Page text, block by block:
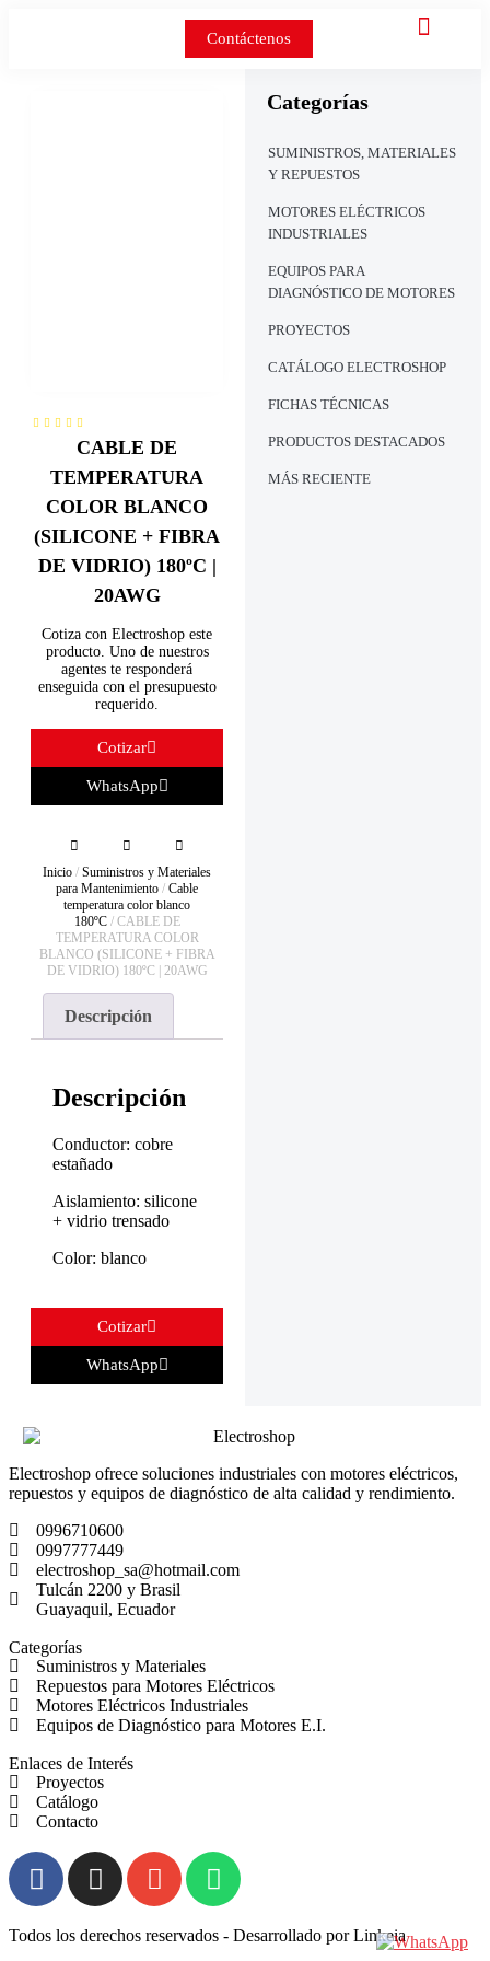
Contáctenos
Categorías
SUMINISTROS, MATERIALES
Y REPUESTOS
MOTORES ELÉCTRICOS
INDUSTRIALES
EQUIPOS PARA
DIAGNÓSTICO DE MOTORES
PROYECTOS
CATÁLOGO ELECTROSHOP
FICHAS TÉCNICAS
PRODUCTOS DESTACADOS
MÁS RECIENTE
CABLE DE
TEMPERATURA
COLOR BLANCO
(SILICONE + FIBRA
DE VIDRIO) 180ºC |
20AWG
Cotiza con Electroshop este
producto. Uno de nuestros
agentes te responderá
enseguida con el presupuesto
requerido.
Cotizar
WhatsApp
Inicio / Suministros y Materiales
para Mantenimiento / Cable
temperatura color blanco
180ºC/ CABLE DE
TEMPERATURA COLOR
BLANCO (SILICONE + FIBRA
DE VIDRIO) 180ºC | 20AWG
Descripción
Descripción
Conductor: cobre
estañado
Aislamiento: silicone
+ vidrio trensado
Color: blanco
Cotizar
WhatsApp
Electroshop ofrece soluciones industriales con motores eléctricos,
repuestos y equipos de diagnóstico de alta calidad y rendimiento.
0996710600
0997777449
electroshop_sa@hotmail.com
Tulcán 2200 y Brasil
Guayaquil, Ecuador
Categorías
Suministros y Materiales
Repuestos para Motores Eléctricos
Motores Eléctricos Industriales
Equipos de Diagnóstico para Motores E.I.
Enlaces de Interés
Proyectos
Catálogo
Contacto
Todos los derechos reservados - Desarrollado por Linkeia